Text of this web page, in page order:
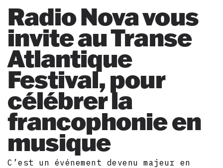
Radio Nova vous
invite au Transe
Atlantique
Festival, pour
célébrer la
francophonie en
musique
C’est un événement devenu majeur en